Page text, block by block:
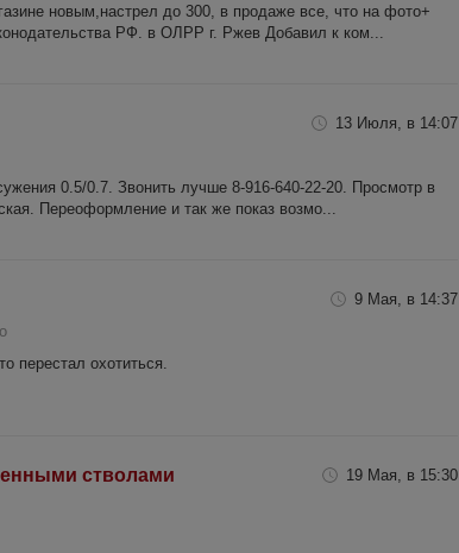
новым,настрел до 300, в продаже все, что на фото+
РФ. в ОЛРР г. Ржев Добавил к ком...
13 Июля, в 14:07
0.5/0.7. Звонить лучше 8-916-640-22-20. Просмотр в
Переоформление и так же показ возмо...
9 Мая, в 14:37
перестал охотиться.
стволами
19 Мая, в 15:30